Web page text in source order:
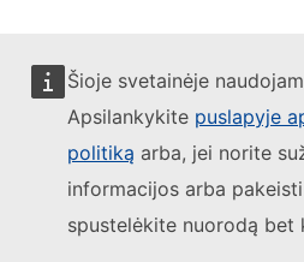
Šioje svetainėje
Apsilankykite puslapyje
politiką arba, jei norite
informacijos arba
spustelėkite nuorodą bet